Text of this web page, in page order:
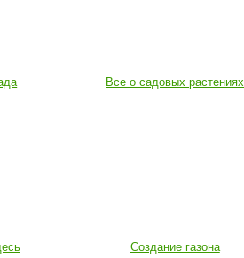
Все о садовых растениях
Создание газона